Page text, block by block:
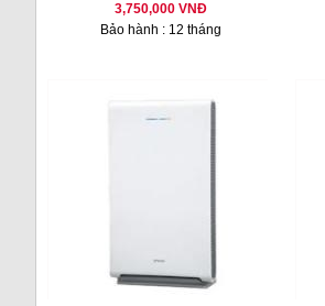
3,750,000 VNĐ
Bảo hành : 12 tháng